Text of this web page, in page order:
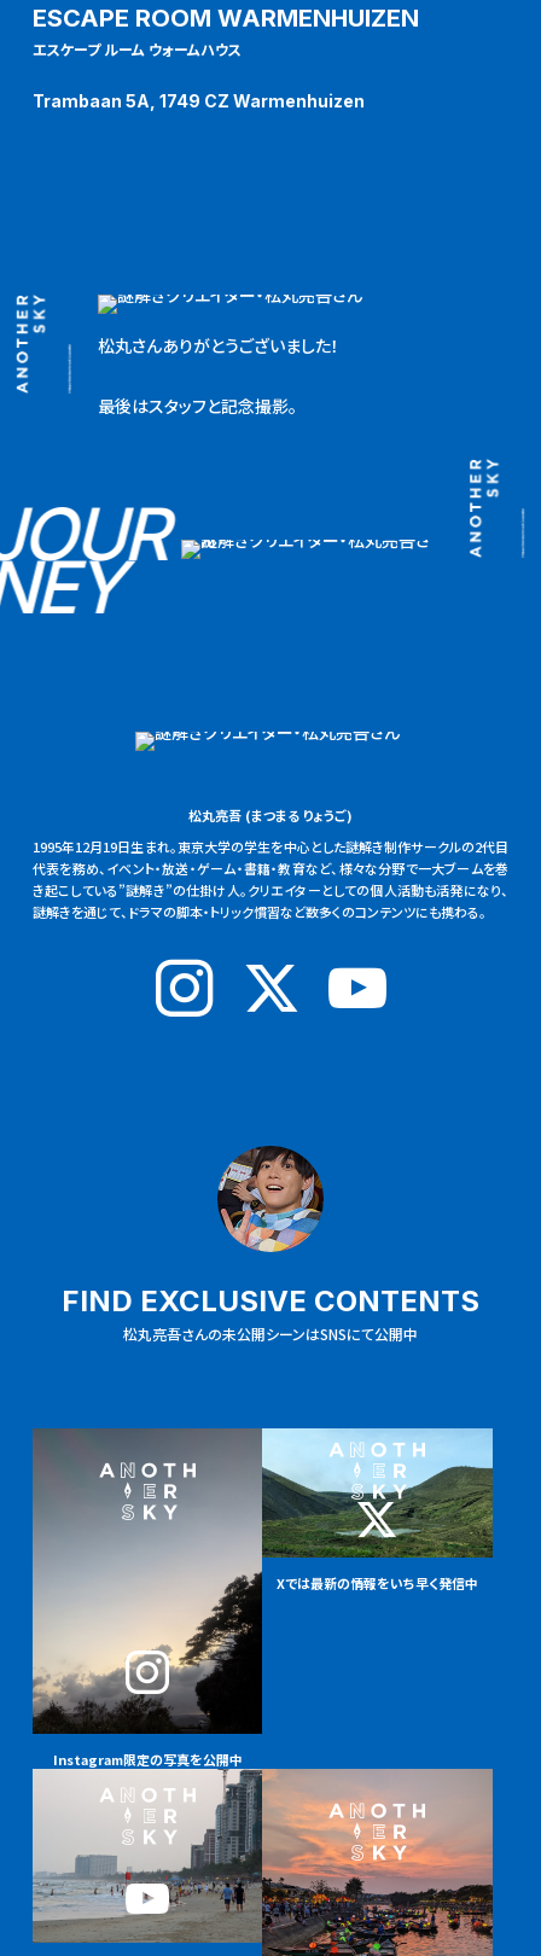
ESCAPE ROOM WARMENHUIZEN
エスケープ ルーム ウォームハウス
Trambaan 5A, 1749 CZ Warmenhuizen
松丸さんありがとうございました！
最後はスタッフと記念撮影。
松丸亮吾 (まつまる りょうご)
1995年12月19日生まれ。東京⼤学の学⽣を中⼼とした謎解き制作サークルの2代目
代表を務め、イベント・放送・ゲーム・書籍・教育など、様々な分野で一大ブームを巻
き起こしている”謎解き”の仕掛け人。クリエイターとしての個人活動も活発になり、
謎解きを通じて、ドラマの脚本・トリック慣習など数多くのコンテンツにも携わる。
FIND EXCLUSIVE CONTENTS
松丸亮吾さんの未公開シーンはSNSにて公開中
Instagram限定の写真を公開中
Xでは最新の情報をいち早く発信中